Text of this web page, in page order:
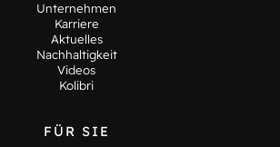
Unternehmen
Karriere
Aktuelles
Nachhaltigkeit
Videos
Kolibri
FÜR SIE